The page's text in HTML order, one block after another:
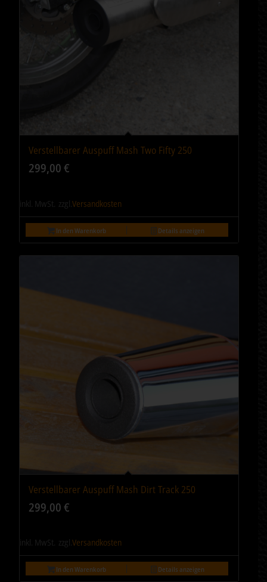
Verstellbarer Auspuff Mash Two Fifty 250
299,00€
inkl. MwSt. zzgl.Versandkosten
In den Warenkorb Details anzeigen
Verstellbarer Auspuff Mash Dirt Track 250
299,00€
inkl. MwSt. zzgl.Versandkosten
In den Warenkorb Details anzeigen